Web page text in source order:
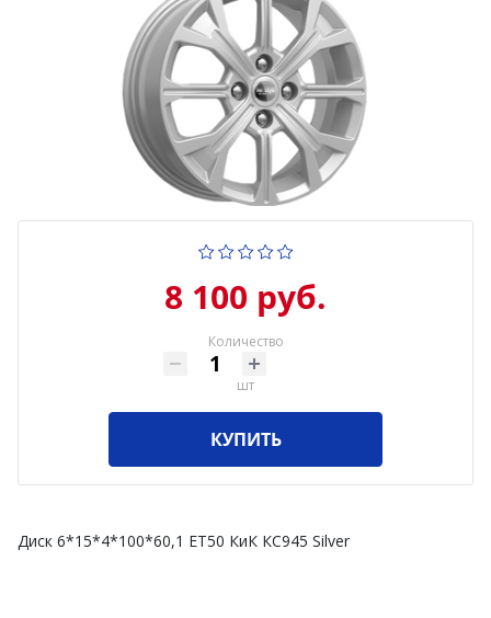
8 100 руб.
Количество
шт
КУПИТЬ
Диск 6*15*4*100*60,1 ET50 КиК КС945 Silver